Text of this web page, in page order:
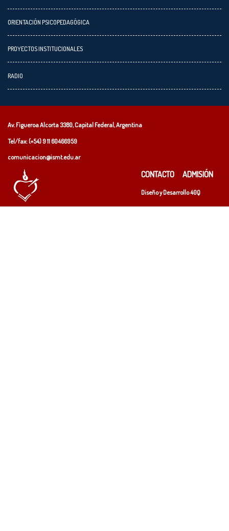
ORIENTACIÓN PSICOPEDAGÓGICA
PROYECTOS INSTITUCIONALES
RADIO
Av. Figueroa Alcorta 3380, Capital Federal, Argentina
Tel/fax: (+54)9 11 60466959
comunicacion@ismt.edu.ar
CONTACTO ADMISIÓN
Diseño y Desarrollo40Q